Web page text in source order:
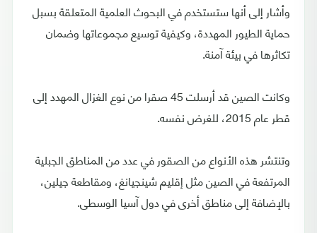
وأشار إلى أنها ستستخدم في البحوث العلمية المتعلقة بسبل
حماية الطيور المهددة، وكيفية توسيع مجموعاتها وضمان
تكاثرها في بيئة آمنة.
وكانت الصين قد أرسلت 45 صقرا من نوع الغزال المهدد إلى
قطر عام 2015، للغرض نفسه.
وتنتشر هذه الأنواع من الصقور في عدد من المناطق الجبلية
المرتفعة في الصين مثل إقليم شينجيانغ، ومقاطعة جيلين،
بالإضافة إلى مناطق أخرى في دول آسيا الوسطى.